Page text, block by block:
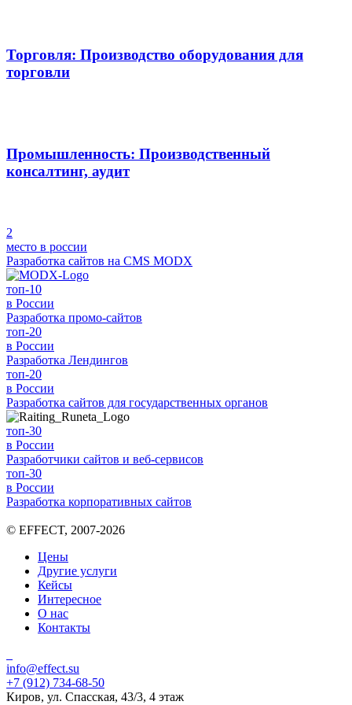
Торговля: Производство оборудования для
торговли
Промышленность: Производственный
консалтинг, аудит
2
место в россии
Разработка сайтов на CMS MODX
топ-10
в России
Разработка промо-сайтов
топ-20
в России
Разработка Лендингов
топ-20
в России
Разработка сайтов для государственных органов
топ-30
в России
Разработчики сайтов и веб-сервисов
топ-30
в России
Разработка корпоративных сайтов
© EFFECT, 2007-2026
Цены
Другие услуги
Кейсы
Интересное
О нас
Контакты
info@effect.su
+7 (912) 734-68-50
Киров, ул. Спасская, 43/3, 4 этаж